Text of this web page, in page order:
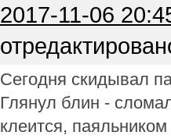
2017-11-06
Сегодня скидывал
Глянул блин -
клеится,